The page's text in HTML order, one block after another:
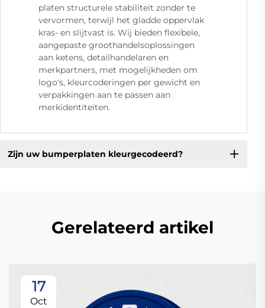
platen structurele stabiliteit zonder te
vervormen, terwijl het gladde oppervlak
kras- en slijtvast is. Wij bieden flexibele,
aangepaste groothandelsoplossingen
aan ketens, detailhandelaren en
merkpartners, met mogelijkheden om
logo's, kleurcoderingen per gewicht en
verpakkingen aan te passen aan
merkidentiteiten.
Zijn uw bumperplaten kleurgecodeerd?
Gerelateerd artikel
17
Oct